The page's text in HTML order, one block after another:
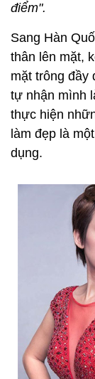
điểm".
Sang Hàn
thân lên mặt,
mặt trông đầy
tự nhận mình
thực hiện
làm đẹp là
dụng.